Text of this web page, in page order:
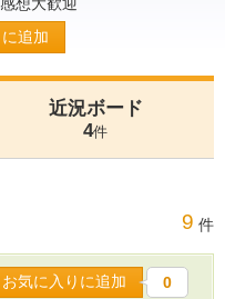
追加
近況ボード
4件
9 件
お気に入りに追加 0